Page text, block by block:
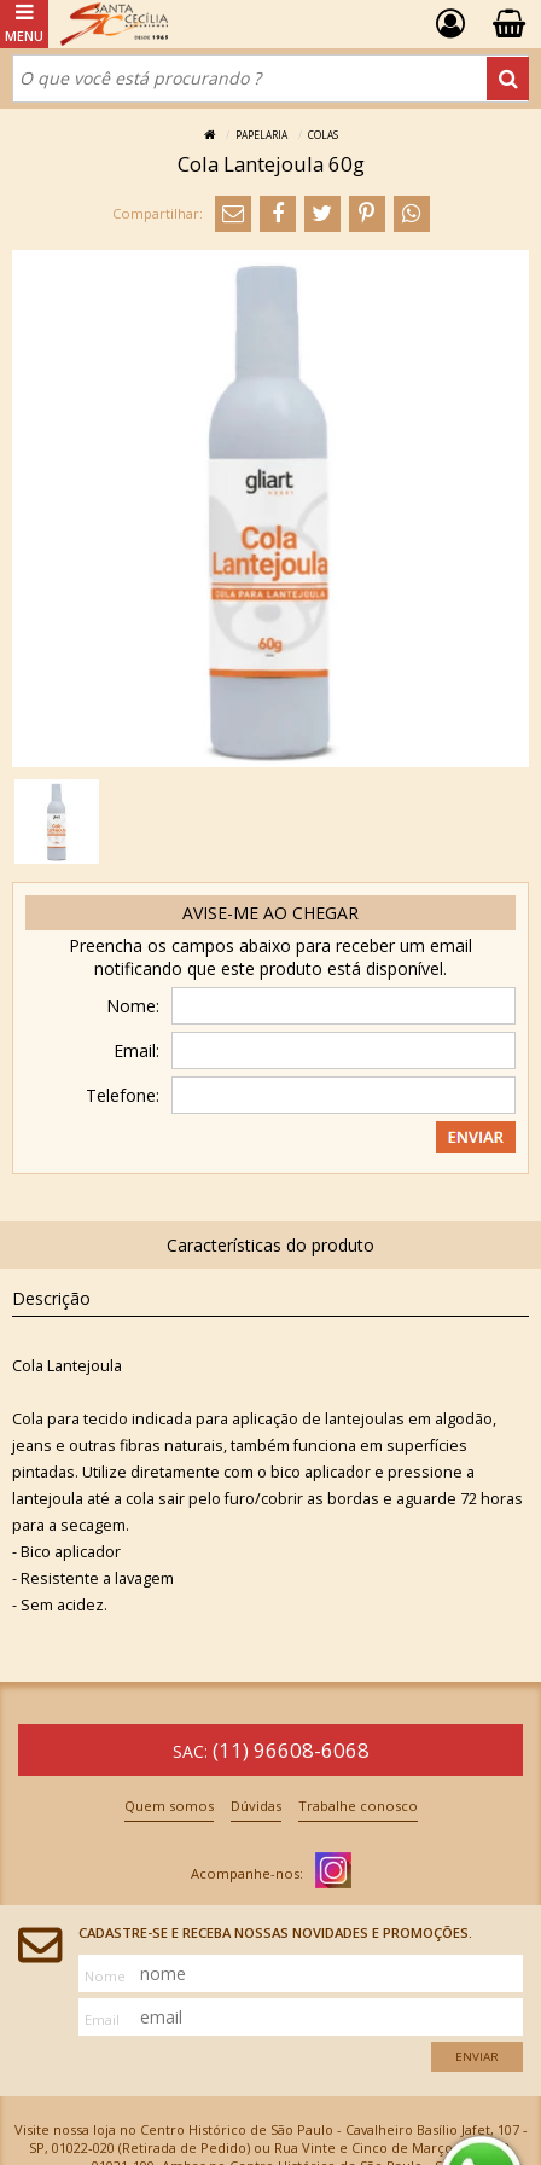
PAPELARIA COLAS
Cola Lantejoula 60g
AVISE-ME AO CHEGAR
Preencha os campos abaixo para receber um email
notificando que este produto está disponível.
Nome:
Email:
Telefone:
Descrição
Cola Lantejoula
Cola para tecido indicada para aplicação de lantejoulas em algodão,
jeans e outras fibras naturais, também funciona em superfícies
pintadas. Utilize diretamente com o bico aplicador e pressione a
lantejoula até a cola sair pelo furo/cobrir as bordas e aguarde 72 horas
para a secagem.
- Bico aplicador
- Resistente a lavagem
- Sem acidez.
SAC: (11) 96608-6068
Quem somos Dúvidas Trabalhe conosco
CADASTRE-SE E RECEBA NOSSAS NOVIDADES E PROMOÇÕES.
Nome
Email
ENVIAR
Visite nossa loja no Centro Histórico de São Paulo - Cavalheiro Basílio Jafet, 107 -
SP, 01022-020 (Retirada de Pedido) ou Rua Vinte e Cinco de Março, 576 - SP,